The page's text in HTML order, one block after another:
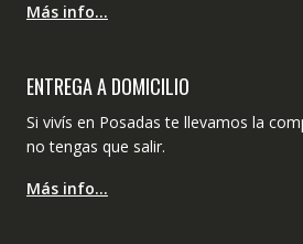
Más info…
ENTREGA A DOMICILIO
Si vivís en Posadas te llevamos la
no tengas que salir.
Más info…